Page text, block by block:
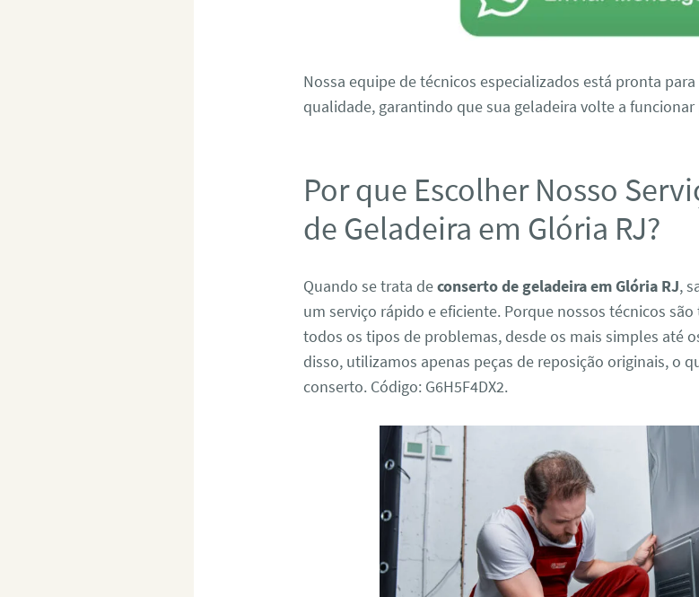
Nossa equipe de técnicos especializados está pronta
qualidade, garantindo que sua geladeira volte a
Por que Escolher Nosso
de Geladeira em Glória RJ?
Quando se trata deconserto de geladeira em Glória RJ,
um serviço rápido e eficiente. Porque nossos técnicos
todos os tipos de problemas, desde os mais simples até
disso, utilizamos apenas peças de reposição originais, o
conserto. Código: G6H5F4DX2.